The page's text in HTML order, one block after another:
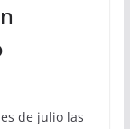
de julio las